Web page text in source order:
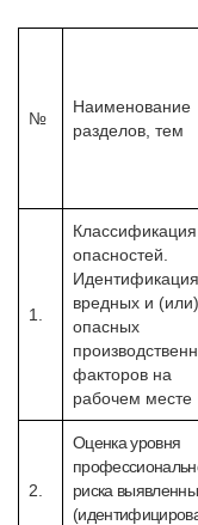
№
Наименование
разделов, тем
1.
Классификация
опасностей.
Идентификация
вредных и (или)
опасных
факторов на
рабочем месте
2.
Оценка уровня
риска